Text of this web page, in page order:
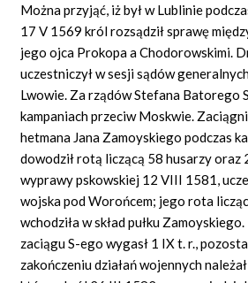
Można przyjąć, iż był w Lublinie
17 V 1569 król rozsądził sprawę
jego ojca Prokopa a Chodorowskimi.
uczestniczył w sesji sądów
Lwowie. Za rządów Stefana Batorego
kampaniach przeciw Moskwie.
hetmana Jana Zamoyskiego podczas
dowodził rotą liczącą 58 husarzy oraz
wyprawy pskowskiej 12 VIII 1581,
wojska pod Worońcem; jego rota
wchodziła w skład pułku
zaciągu S-ego wygasł 1 IX t. r.,
zakończeniu działań wojennych